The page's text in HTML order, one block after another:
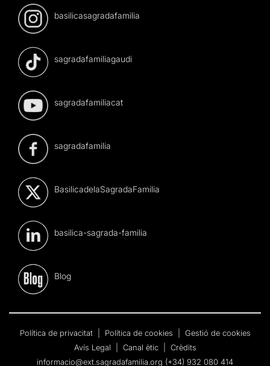
basilicasagradafamilia
sagradafamiliagaudi
sagradafamiliacat
sagradafamilia
BasilicadelaSagradaFamilia
basilica-sagrada-familia
Blog
Política de privacitat Política de cookies
Gestió de cookies
Avís Legal
Canal ètic
Crèdits
informacio@ext.sagradafamilia.org (+34) 932 080 414